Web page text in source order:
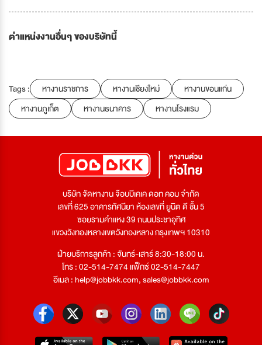
ตำแหน่งงานอื่นๆ ของบริษัทนี้
Tags : หางานราชการ หางานเชียงใหม่
หางานขอนแก่น
หางานภูเก็ต
หางานธนาคาร หางานโรงแรม
บริษัท จัดหางาน จ๊อบบีเคเค ดอท คอม จำกัด
เลขที่ 625 อาคารทัศนียา ห้องเลขที่ ยูนิต ดี ชั้น 5
ซอยรามคำแหง 39 ถนนประชาอุทิศ
แขวงวังทองหลางเขตวังทองหลาง กรุงเทพฯ 10310
ฝ่ายบริการลูกค้า : จันทร์-เสาร์ 8:30-18:00 น.
โทร : 02-514-7474 แฟ็กซ์ 02-514-7447
อีเมล :help@jobbkk.com,sales@jobbkk.com